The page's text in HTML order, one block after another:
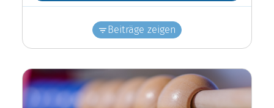
Beiträge zeigen